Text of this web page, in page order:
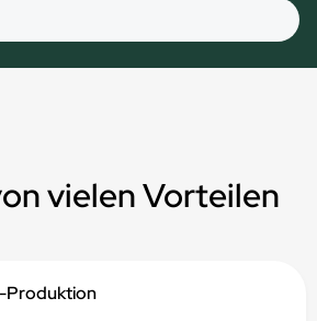
vielen Vorteilen
Produktion